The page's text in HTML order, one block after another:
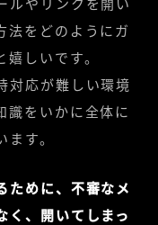
法をどのようにガ
しいです。
対応が難しい環境
識をいかに全体に
す。
ために、不審なメ
く、開いてしまっ